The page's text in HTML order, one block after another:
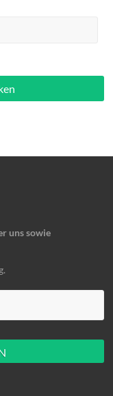
uns sowie